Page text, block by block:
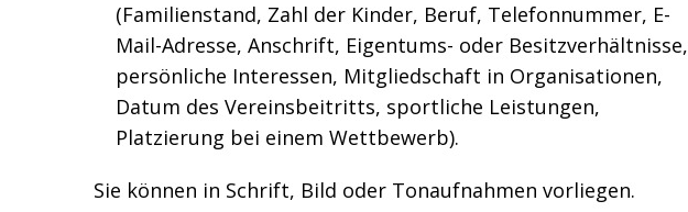
(Familienstand, Zahl der Kinder, Beruf, Telefonnummer, E-
Mail-Adresse, Anschrift, Eigentums- oder Besitzverhältnisse,
persönliche Interessen, Mitgliedschaft in Organisationen,
Datum des Vereinsbeitritts, sportliche Leistungen,
Platzierung bei einem Wettbewerb).
Sie können in Schrift, Bild oder Tonaufnahmen vorliegen.